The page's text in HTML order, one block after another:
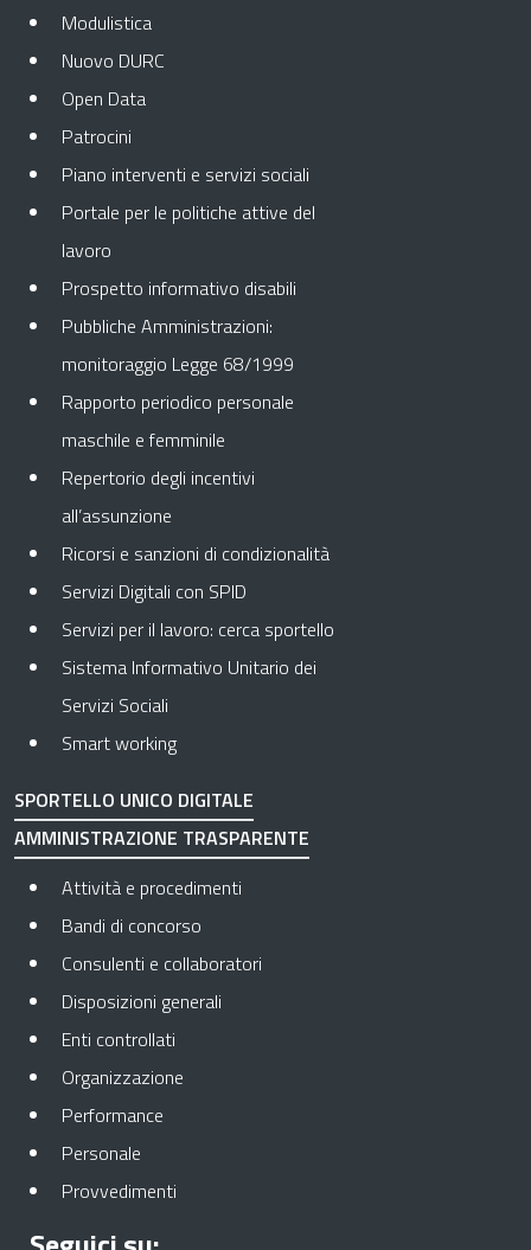
Modulistica
Nuovo DURC
Open Data
Patrocini
Piano interventi e servizi sociali
Portale per le politiche attive del
lavoro
Prospetto informativo disabili
Pubbliche Amministrazioni:
monitoraggio Legge 68/1999
Rapporto periodico personale
maschile e femminile
Repertorio degli incentivi
all’assunzione
Ricorsi e sanzioni di condizionalità
Servizi Digitali con SPID
Servizi per il lavoro: cerca sportello
Sistema Informativo Unitario dei
Servizi Sociali
Smart working
SPORTELLO UNICO DIGITALE
AMMINISTRAZIONE TRASPARENTE
Attività e procedimenti
Bandi di concorso
Consulenti e collaboratori
Disposizioni generali
Enti controllati
Organizzazione
Performance
Personale
Provvedimenti